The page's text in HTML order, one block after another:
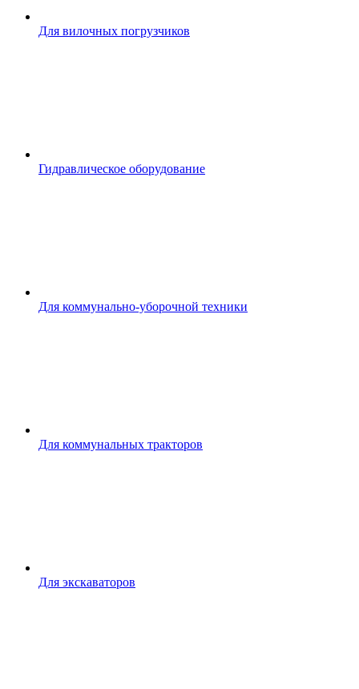
Для вилочных погрузчиков
Гидравлическое оборудование
Для коммунально-уборочной техники
Для коммунальных тракторов
Для экскаваторов